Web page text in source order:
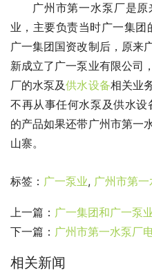
广州市第一水泵厂是原
业，主要负责当时广一集
广一集团国资改制后，原来
新成立了广一泵业有限公司
厂的水泵及供水设备相关业
不再从事任何水泵及供水
的产品如果还带广州市第一
山寨。
标签： 广一泵业, 广州市第
上一篇： 广一集团和广一泵
下一篇： 广州市第一水泵厂
相关新闻